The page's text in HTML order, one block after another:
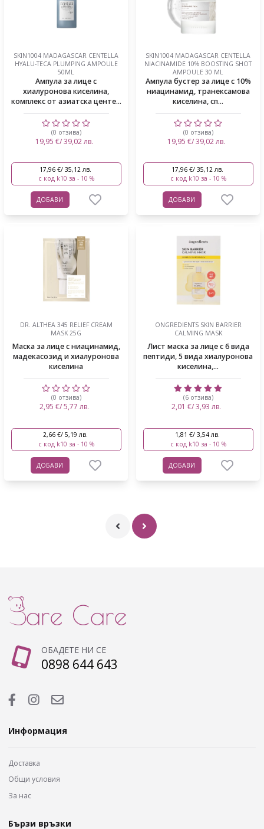
SKIN1004 MADAGASCAR CENTELLA
HYALU-TECA PLUMPING AMPOULE
50ML
Ампула за лице с
хиалуронова киселина,
комплекс от азиатска центе...
(0 отзива)
19,95 €/ 39,02 лв.
17,96 €/ 35,12 лв.
с код k10 за - 10 %
ДОБАВИ
SKIN1004 MADAGASCAR CENTELLA
NIACINAMIDE 10% BOOSTING SHOT
AMPOULE 30 ML
Ампула бустер за лице с 10%
ниацинамид, транексамова
киселина, сп...
(0 отзива)
19,95 €/ 39,02 лв.
17,96 €/ 35,12 лв.
с код k10 за - 10 %
ДОБАВИ
DR. ALTHEA 345 RELIEF CREAM
MASK 25G
Маска за лице с ниацинамид,
мадекасозид и хиалуронова
киселина
(0 отзива)
2,95 €/ 5,77 лв.
2,66 €/ 5,19 лв.
с код k10 за - 10 %
ДОБАВИ
ONGREDIENTS SKIN BARRIER
CALMING MASK
Лист маска за лице с 6 вида
пептиди, 5 вида хиалуронова
киселина,...
(6 отзива)
2,01 €/ 3,93 лв.
1,81 €/ 3,54 лв.
с код k10 за - 10 %
ДОБАВИ
ОБАДЕТЕ НИ СЕ
0898 644 643
Информация
Доставка
Общи условия
За нас
Бързи връзки